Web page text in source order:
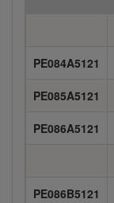
PE084A5121
PE085A5121
PE086A5121
PE086B5121